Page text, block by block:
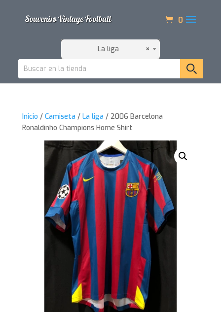
0
×
La liga
Inicio / Camiseta / La liga / 2006 Barcelona
Ronaldinho Champions Home Shirt